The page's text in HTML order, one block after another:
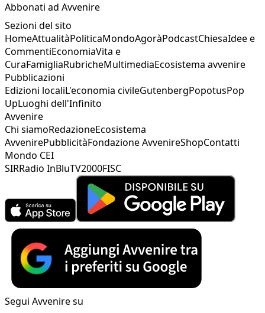
Abbonati ad Avvenire
Sezioni del sito
HomeAttualitàPoliticaMondoAgoràPodcastChiesaIdee e
CommentiEconomiaVita e
CuraFamigliaRubricheMultimediaEcosistema avvenire
Pubblicazioni
Edizioni localiL'economia civileGutenbergPopotusPop
UpLuoghi dell'Infinito
Avvenire
Chi siamoRedazioneEcosistema
AvvenirePubblicitàFondazione AvvenireShopContatti
Mondo CEI
SIRRadio InBluTV2000FISC
Segui Avvenire su